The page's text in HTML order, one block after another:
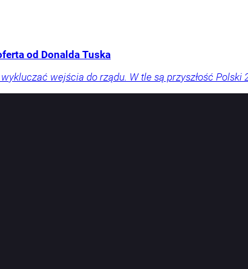
od Donalda Tuska
wejścia do rządu. W tle są przyszłość Polski